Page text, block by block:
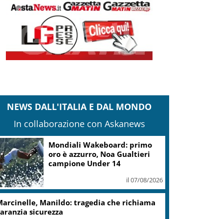
NEWS DALL'ITALIA E DAL MONDO
In collaborazione con Askanews
Mondiali Wakeboard: primo
oro è azzurro, Noa Gualtieri
campione Under 14
il 07/08/2026
Manildo: tragedia che richiama
sicurezza